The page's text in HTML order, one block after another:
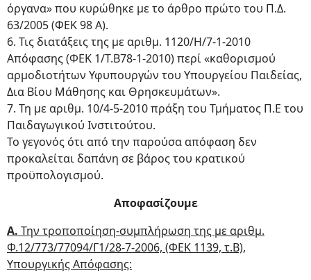
όργανα» που κυρώθηκε με το άρθρο πρώτο του Π.Δ.
63/2005 (ΦΕΚ 98 Α).
6. Τις διατάξεις της με αριθμ. 1120/Η/7-1-2010
Απόφασης (ΦΕΚ 1/Τ.Β78-1-2010) περί «καθορισμού
αρμοδιοτήτων Υφυπουργών του Υπουργείου Παιδείας,
Δια Βίου Μάθησης και Θρησκευμάτων».
7. Τη με αριθμ. 10/4-5-2010 πράξη του Τμήματος Π.Ε του
Παιδαγωγικού Ινστιτούτου.
Το γεγονός ότι από την παρούσα απόφαση δεν
προκαλείται δαπάνη σε βάρος του κρατικού
προϋπολογισμού.
Αποφασίζουμε
Α. Την τροποποίηση-συμπλήρωση της με αριθμ.
Φ.12/773/77094/Γ1/28-7-2006, (ΦΕΚ 1139, τ.Β),
Υπουργικής Απόφασης: